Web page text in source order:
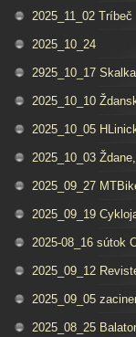
2025_11_02 Tríbeč
2025_10_24
2925_10_17
2025_10_10
2025_10_05
2025_10_03
2025_09_27
2025_09_19
2025-08_16 sútok
2025_09_12
2025_09_05
2025_08_25